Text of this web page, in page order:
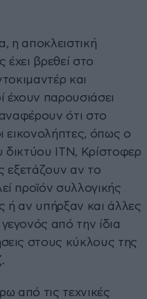
η αποκλειστική
βρεθεί στο
και
έχουν παρουσιάσει
ότι στο
εικονολήπτες, όπως ο
δικτύου ITN, Κρίστοφερ
εξετάζουν αν το
προϊόν συλλογικής
ή αν υπήρξαν και άλλες
από την ίδια
στους κύκλους της
από τις τεχνικές